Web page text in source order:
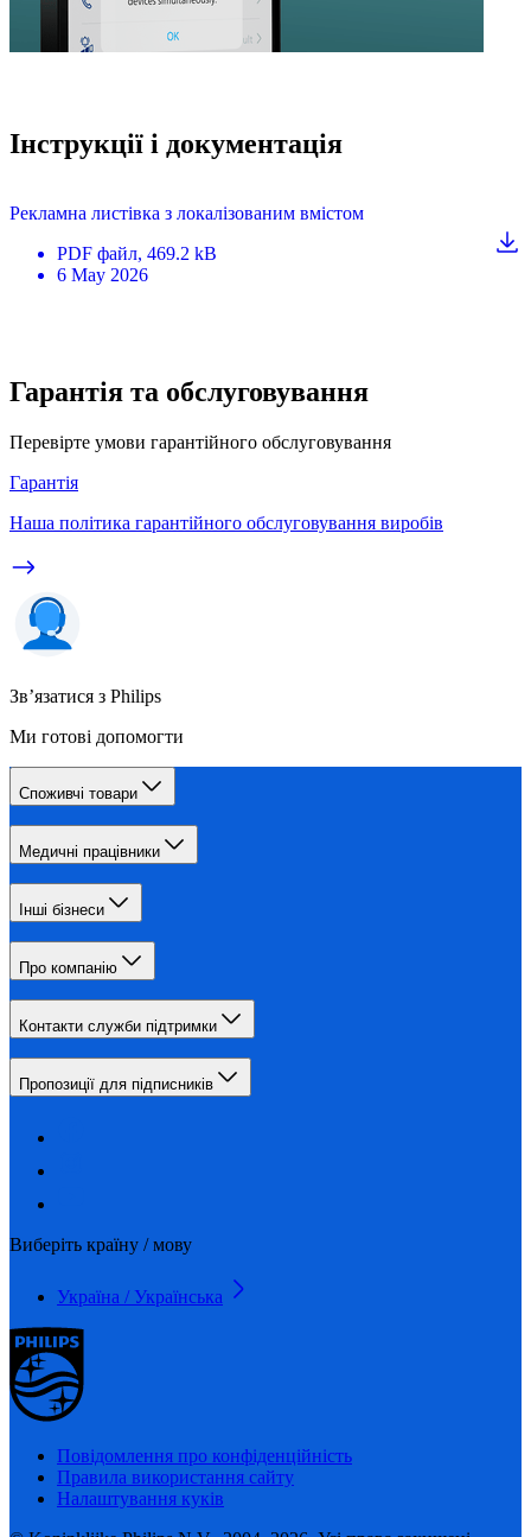
Інструкції і документація
Рекламна листівка з локалізованим вмістом
PDF файл, 469.2 kB
6 May 2026
Гарантія та обслуговування
Перевірте умови гарантійного обслуговування
Гарантія
Наша політика гарантійного обслуговування виробів
Зв’язатися з Philips
Ми готові допомогти
Споживчі товари
Медичні працівники
Інші бізнеси
Про компанію
Контакти служби підтримки
Пропозиції для підписників
Виберіть країну / мову
Україна / Українська
Повідомлення про конфіденційність
Правила використання сайту
Налаштування куків